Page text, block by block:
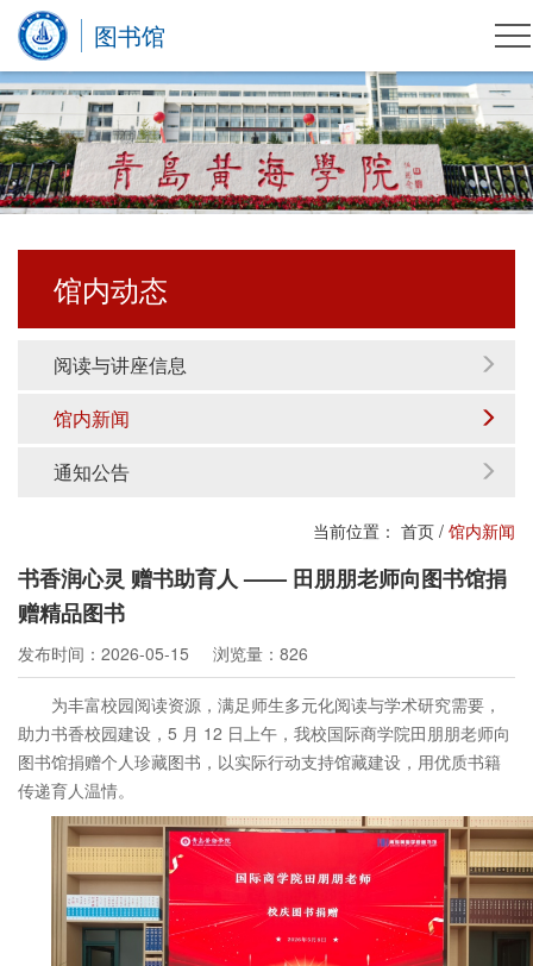
图书馆
馆内动态
阅读与讲座信息
馆内新闻
通知公告
当前位置： 首页 / 馆内新闻
书香润心灵 赠书助育人 —— 田朋朋老师向图书馆捐
赠精品图书
发布时间：2026-05-15 浏览量：826
为丰富校园阅读资源，满足师生多元化阅读与学术研究需要，
助力书香校园建设，5 月 12 日上午，我校国际商学院田朋朋老师向
图书馆捐赠个人珍藏图书，以实际行动支持馆藏建设，用优质书籍
传递育人温情。